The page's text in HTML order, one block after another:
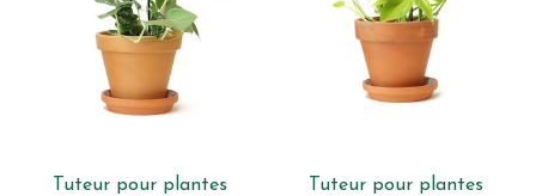
Tuteur pour plantes
Tuteur pour plantes